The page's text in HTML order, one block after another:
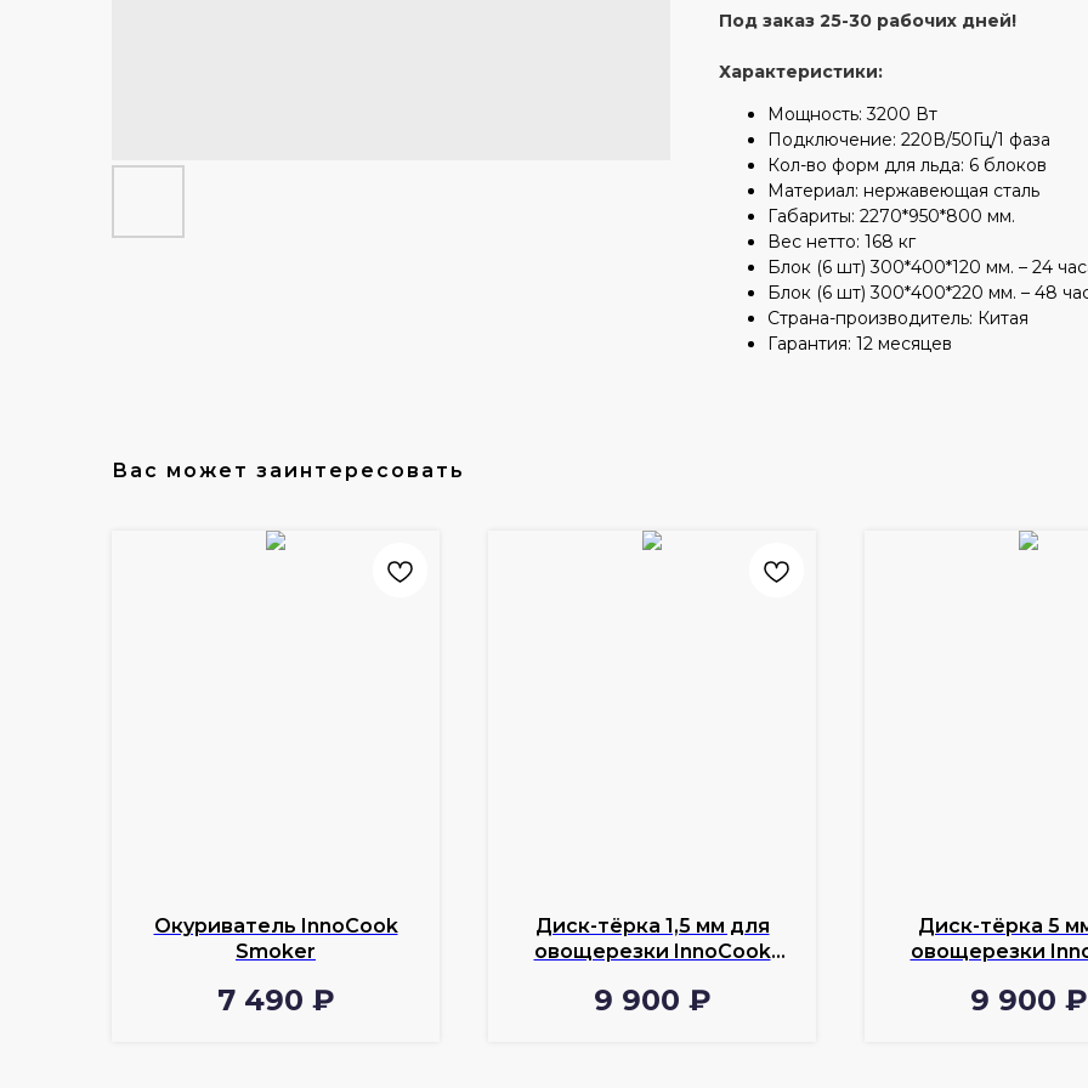
Под заказ 25-30 рабочих дней!
Характеристики:
Мощность: 3200 Вт
Подключение: 220В/50Гц/1 фаза
Кол-во форм для льда: 6 блоков
Материал: нержавеющая сталь
Габариты: 2270*950*800 мм.
Вес нетто: 168 кг
Блок (6 шт) 300*400*120 мм. – 24
Блок (6 шт) 300*400*220 мм. – 48
Страна-производитель: Китая
Гарантия: 12 месяцев
Вас может заинтересовать
Окуриватель InnoCook
Smoker
7 490 ₽
Диск-тёрка 1,5 мм для
овощерезки InnoCook
9 900 ₽
Диск-тёрка 5
овощерезки
9 900 ₽